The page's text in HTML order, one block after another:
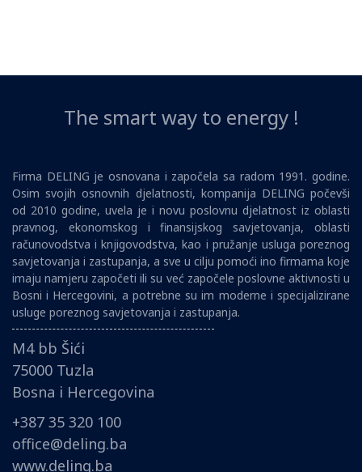
The smart way to energy !
Firma DELING je osnovana i započela sa radom 1991. godine.
Osim svojih osnovnih djelatnosti, kompanija DELING počevši
od 2010 godine, uvela je i novu poslovnu djelatnost iz oblasti
pravnog, ekonomskog i finansijskog savjetovanja, oblasti
računovodstva i knjigovodstva, kao i pružanje usluga poreznog
savjetovanja i zastupanja, a sve u cilju pomoći ino firmama koje
imaju namjeru započeti ili su već započele poslovne aktivnosti u
Bosni i Hercegovini, a potrebne su im moderne i specijalizirane
usluge poreznog savjetovanja i zastupanja.
M4 bb Šići
75000 Tuzla
Bosna i Hercegovina
+387 35 320 100
office@deling.ba
www.deling.ba